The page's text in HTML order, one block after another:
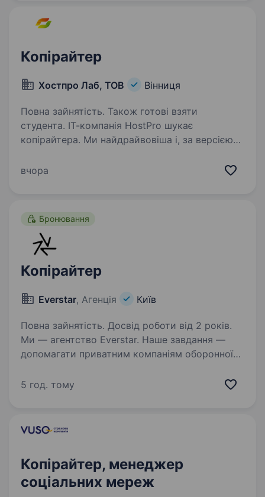
Копірайтер
Хостпро Лаб, ТОВ Вінниця
Повна зайнятість. Також готові взяти
студента. ІТ-компанія HostPro шукає
копірайтера. Ми найдрайвовіша і, за версією
в Україні. Уже 25 років забезпечуємо сайти
вчора
Бронювання
Копірайтер
Everstar, Агенція Київ
Повна зайнятість. Досвід роботи від 2 років.
Ми — агентство Everstar. Наше завдання —
допомагати приватним компаніям оборонної
та наближати перемогу України. Один з наших
5 год. тому
Копірайтер, менеджер
соціальних мереж